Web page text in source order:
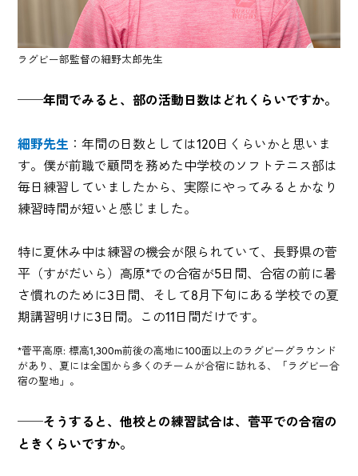
ラグビー部監督の細野太郎先生
──年間でみると、部の活動日数はどれくらいですか。
細野先生 ：年間の日数としては120日くらいかと思いま
す。僕が前職で顧問を務めた中学校のソフトテニス部は
毎日練習していましたから、実際にやってみるとかなり
練習時間が短いと感じました。
特に夏休み中は練習の機会が限られていて、長野県の菅
平（すがだいら）高原*での合宿が5日間、合宿の前に暑
さ慣れのために3日間、そして8月下旬にある学校での夏
期講習明けに3日間。この11日間だけです。
*菅平高原: 標高1,300m前後の高地に100面以上のラグビーグラウンド
があり、夏には全国から多くのチームが合宿に訪れる、「ラグビー合
宿の聖地」。
──そうすると、他校との練習試合は、菅平での合宿の
ときくらいですか。